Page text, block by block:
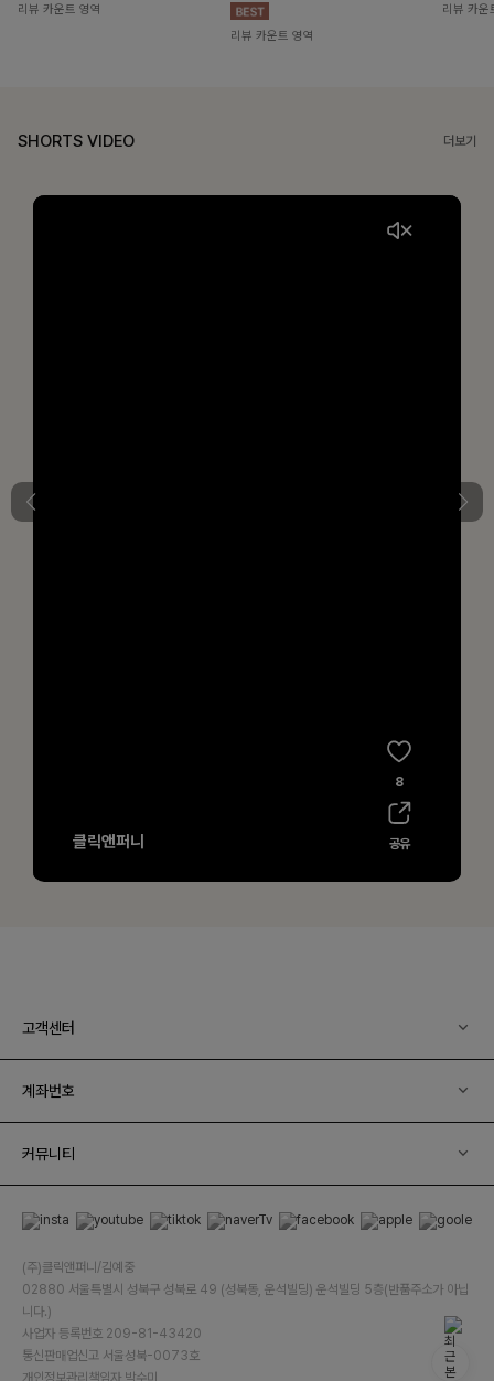
리뷰 카운트 영역
리뷰 카운트 영역
리뷰 카운
SHORTS VIDEO 더보기
고객센터
계좌번호
커뮤니티
(주)클릭앤퍼니/김예중
02880 서울특별시 성북구 성북로 49 (성북동, 운석빌딩) 운석빌딩 5층(반품주소가 아닙
니다.)
사업자 등록번호 209-81-43420
통신판매업신고 서울성북-0073호
개인정보관리책임자 박수미